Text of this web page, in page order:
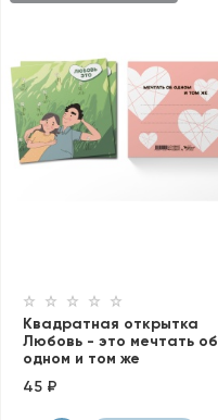
Квадратная открытка
Любовь - это мечтать об
одном и том же
45 ₽